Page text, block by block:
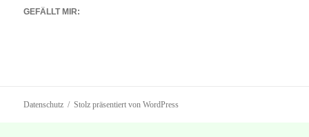
GEFÄLLT MIR:
Datenschutz Stolz präsentiert von WordPress